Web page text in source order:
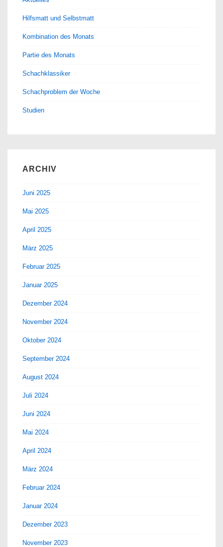
Hilfsmatt und Selbstmatt
Kombination des Monats
Partie des Monats
Schachklassiker
Schachproblem der Woche
Studien
ARCHIV
Juni 2025
Mai 2025
April 2025
März 2025
Februar 2025
Januar 2025
Dezember 2024
November 2024
Oktober 2024
September 2024
August 2024
Juli 2024
Juni 2024
Mai 2024
April 2024
März 2024
Februar 2024
Januar 2024
Dezember 2023
November 2023